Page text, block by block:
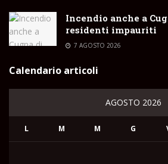
Incendio anche a
residenti impauriti
7 AGOSTO 2026
Calendario articoli
AGOSTO 2026
L M M G